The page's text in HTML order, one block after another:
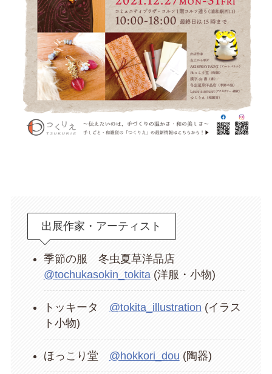
出展作家・アーティスト
季節の服 冬虫夏草洋品店
@tochukasokin_tokita(洋服・小物)
トッキータ @tokita_illustration (イラス
ト小物)
ほっこり堂 @hokkori_dou (陶器)